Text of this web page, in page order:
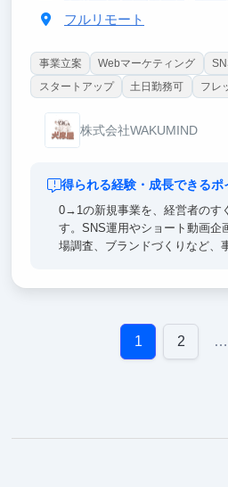
フルリモート
事業立案 Webマーケティング
スタートアップ
土日勤務可 フレ
株式会社WAKUMIND
得られる経験・成長できるポ
0→1の新規事業を、経営者のす
す。SNS運用やショート動画企
場調査、ブランドづくりなど、
「実行力」が身につきます。
1 2 …